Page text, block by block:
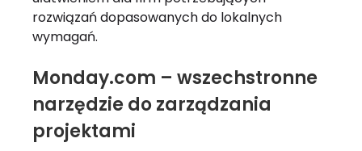
rozwiązań dopasowanych do lokalnych
wymagań.
Monday.com – wszechstronne
narzędzie do zarządzania
projektami